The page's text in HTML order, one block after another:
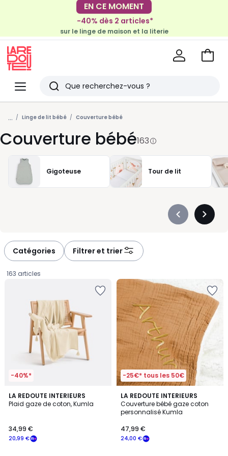
EN CE MOMENT
-30€ tous les 100€*
sur le meuble & la déco
-40% dès 2 articles*
sur le linge de maison et la literie
Menu
Redoute
Rechercher
Derniers
articles
vus
Voir
... Linge de lit bébé Couverture bébé
Couverture bébé163
Gigoteuse Tour de lit
Précédent
Catégories Filtrer et trier
163 articles
-40%*
LA REDOUTE INTERIEURS
Plaid gaze de coton, Kumla
€
souscrivez
20,99 €
34,99 €
4,5
/ 5
3
Couleurs
-25€* tous les 50€
LA REDOUTE INTERIEURS
Couverture bébé gaze coton
personnalisé Kumla
24,00 €
47,99 €
3,9
/ 5